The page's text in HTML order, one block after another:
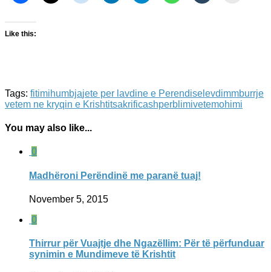
Like this:
Tags: fitimihumbjajete per lavdine e Perendise levdimmburrje
vetem ne kryqin e Krishtitsakrificashperblimivetemohimi
You may also like...
0
Madhëroni Perëndinë me paranë tuaj!
November 5, 2015
0
Thirrur për Vuajtje dhe Ngazëllim: Për të përfunduar
synimin e Mundimeve të Krishtit